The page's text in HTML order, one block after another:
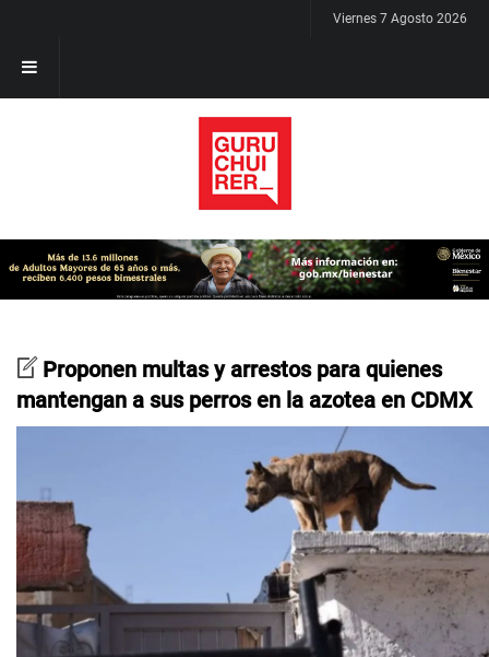
Viernes 7 Agosto 2026
Proponen multas y arrestos para quienes
mantengan a sus perros en la azotea en CDMX